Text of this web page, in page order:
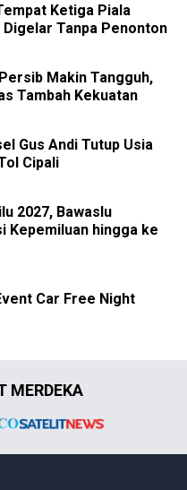
Ketiga Piala
Tanpa Penonton
Makin Tangguh,
Tambah Kekuatan
Gus Andi Tutup Usia
Cipali
2027, Bawaslu
Kepemiluan hingga ke
Car Free Night
MERDEKA